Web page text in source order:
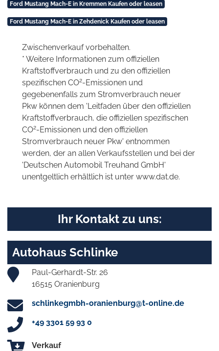
Ford Mustang Mach-E in Kremmen Kaufen oder leasen
Ford Mustang Mach-E in Zehdenick Kaufen oder leasen
Zwischenverkauf vorbehalten.
* Weitere Informationen zum offiziellen
Kraftstoffverbrauch und zu den offiziellen
spezifischen CO2-Emissionen und
gegebenenfalls zum Stromverbrauch neuer
Pkw können dem 'Leitfaden über den offiziellen
Kraftstoffverbrauch, die offiziellen spezifischen
CO2-Emissionen und den offiziellen
Stromverbrauch neuer Pkw' entnommen
werden, der an allen Verkaufsstellen und bei der
'Deutschen Automobil Treuhand GmbH'
unentgeltlich erhältlich ist unter www.dat.de.
Ihr Kontakt zu uns:
Autohaus Schlinke
Paul-Gerhardt-Str. 26
16515 Oranienburg
schlinkegmbh-oranienburg@t-online.de
+49 3301 59 93 0
Verkauf